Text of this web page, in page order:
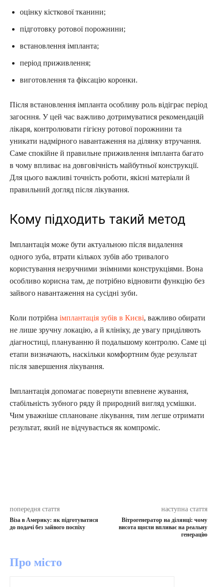
оцінку кісткової тканини;
підготовку ротової порожнини;
встановлення імпланта;
період приживлення;
виготовлення та фіксацію коронки.
Після встановлення імпланта особливу роль відіграє період
загоєння. У цей час важливо дотримуватися рекомендацій
лікаря, контролювати гігієну ротової порожнини та
уникати надмірного навантаження на ділянку втручання.
Саме спокійне й правильне приживлення імпланта багато
в чому впливає на довговічність майбутньої конструкції.
Для цього важливі точність роботи, якісні матеріали й
правильний догляд після лікування.
Кому підходить такий метод
Імплантація може бути актуальною після видалення
одного зуба, втрати кількох зубів або тривалого
користування незручними знімними конструкціями. Вона
особливо корисна там, де потрібно відновити функцію без
зайвого навантаження на сусідні зуби.
Коли потрібна імплантація зубів в Києві, важливо обирати
не лише зручну локацію, а й клініку, де увагу приділяють
діагностиці, плануванню й подальшому контролю. Саме ці
етапи визначають, наскільки комфортним буде результат
після завершення лікування.
Імплантація допомагає повернути впевнене жування,
стабільність зубного ряду й природний вигляд усмішки.
Чим уважніше сплановане лікування, тим легше отримати
результат, який не відчувається як компроміс.
попередня стаття
Віза в Америку: як підготуватися
до подачі без зайвого поспіху
наступна стаття
Вітрогенератор на ділянці: чому
висота щогли впливає на реальну
генерацію
Про місто